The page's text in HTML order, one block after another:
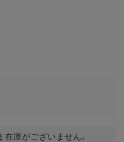
庫がございません。